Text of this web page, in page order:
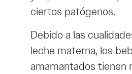
ciertos patógenos.
Debido a las
leche materna, los
amamantados tienen